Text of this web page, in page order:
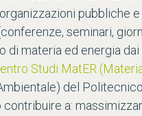
pubbliche e
seminari,
materia ed energia dai
Studi MatER
del
contribuire a: